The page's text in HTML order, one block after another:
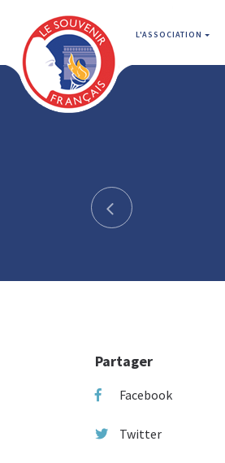
L'ASSOCIATION
Partager
Facebook
Twitter